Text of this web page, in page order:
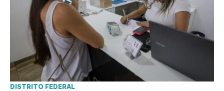
DISTRITO FEDERAL